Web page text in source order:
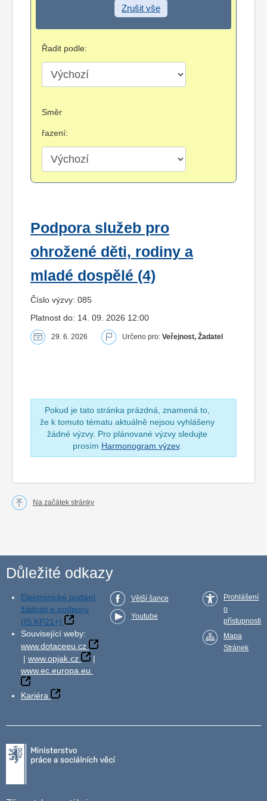
Zrušit vše
Řadit podle:
Směr
řazení:
Podpora služeb pro
ohrožené děti, rodiny a
mladé dospělé (4)
Číslo výzvy: 085
Platnost do: 14. 09. 2026 12:00
29. 6. 2026 Určeno pro: Veřejnost, Žadatel
Pokud je tato stránka prázdná, znamená to,
že k tomuto tématu aktuálně nejsou vyhlášeny
žádné výzvy. Pro plánované výzvy sledujte
prosím Harmonogram výzev.
Na začátek stránky
Důležité odkazy
Elektronické podání
žádosti o podporu
(IS KP21+)
Související weby:
www.dotaceeu.cz
| www.opjak.cz
|
www.ec.europa.eu
Kariéra
Větší šance
Youtube
Prohlášení
o
přístupnosti
Mapa
Stránek